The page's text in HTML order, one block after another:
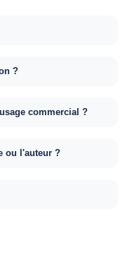
?
commercial ?
ou l'auteur ?